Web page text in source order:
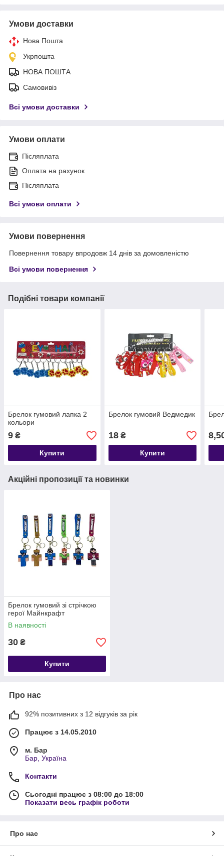
Умови доставки
Нова Пошта
Укрпошта
НОВА ПОШТА
Самовивіз
Всі умови доставки
Умови оплати
Післяплата
Оплата на рахунок
Післяплата
Всі умови оплати
Умови повернення
Повернення товару впродовж 14 днів за домовленістю
Всі умови повернення
Подібні товари компанії
Брелок гумовий лапка 2
кольори
9 ₴
Купити
Брелок гумовий Ведмедик
18₴
Купити
Акційні пропозиції та новинки
Брелок гумовий зі стрічкою
герої Майнкрафт
В наявності
30 ₴
Купити
Про нас
92% позитивних з 12 відгуків за рік
Працює з 14.05.2010
м. Бар
Бар, Україна
Контакти
Сьогодні працює з 08:00 до 18:00
Показати весь графік роботи
Про нас